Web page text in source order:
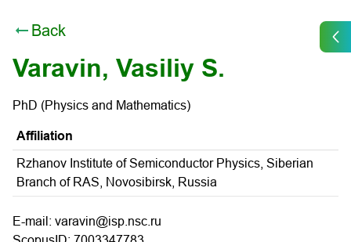
Back
Varavin, Vasiliy S.
PhD (Physics and Mathematics)
Affiliation
Rzhanov Institute of Semiconductor Physics, Siberian
Branch of RAS, Novosibirsk, Russia
E-mail: varavin@isp.nsc.ru